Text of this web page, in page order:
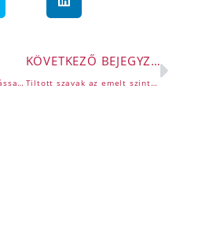
240 IGEKÖTŐS IGE fordítással [B1-B2]
KÖVETKEZŐ BEJEGYZÉS
Tiltott szavak az emelt szinten